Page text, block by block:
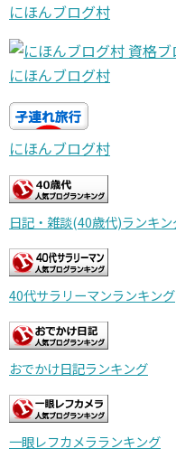
にほんブログ村
にほんブログ村
にほんブログ村
日記・雑談(40歳代)ランキン
40代サラリーマンランキング
おでかけ日記ランキング
一眼レフカメラランキング